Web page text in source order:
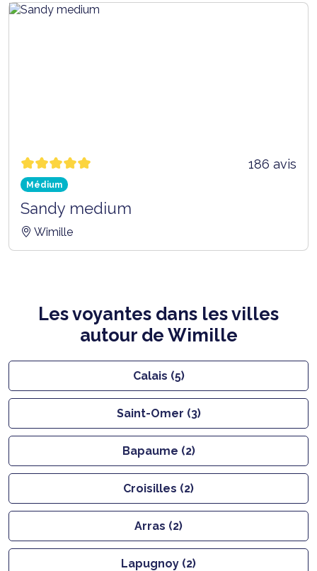
186 avis
Médium
Sandy medium
Wimille
Les voyantes dans les villes
autour de Wimille
Calais (5)
Saint-Omer (3)
Bapaume (2)
Croisilles (2)
Arras (2)
Lapugnoy (2)